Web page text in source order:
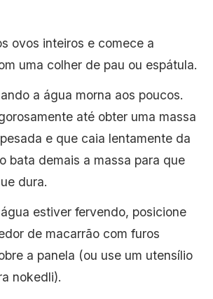
ovos inteiros e comece a
uma colher de pau ou espátula.
a água morna aos poucos.
até obter uma massa
e que caia lentamente da
bata demais a massa para que
dura.
estiver fervendo, posicione
de macarrão com furos
a panela (ou use um utensílio
nokedli).